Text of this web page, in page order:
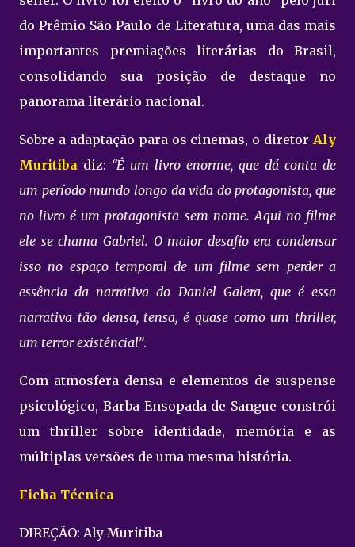
do Prêmio São Paulo de Literatura, uma das mais
importantes premiações literárias do Brasil,
consolidando sua posição de destaque no
panorama literário nacional.
Sobre a adaptação para os cinemas, o diretor Aly
Muritiba diz: “É um livro enorme, que dá conta de
um período mundo longo da vida do protagonista, que
no livro é um protagonista sem nome. Aqui no filme
ele se chama Gabriel. O maior desafio era condensar
isso no espaço temporal de um filme sem perder a
essência da narrativa do Daniel Galera, que é essa
narrativa tão densa, tensa, é quase como um thriller,
um terror existêncial”.
Com atmosfera densa e elementos de suspense
psicológico, Barba Ensopada de Sangue constrói
um thriller sobre identidade, memória e as
múltiplas versões de uma mesma história.
Ficha Técnica
DIREÇÃO: Aly Muritiba